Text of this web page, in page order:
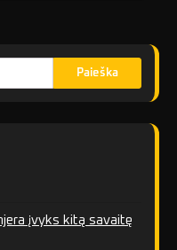
Paieška
įvyks kitą savaitę